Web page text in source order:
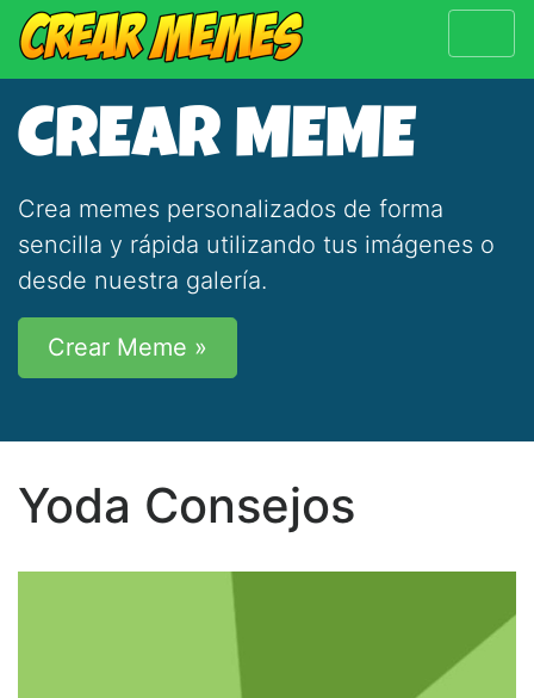
CREAR MEME
Crea memes personalizados de forma
sencilla y rápida utilizando tus imágenes o
desde nuestra galería.
Crear Meme »
Yoda Consejos